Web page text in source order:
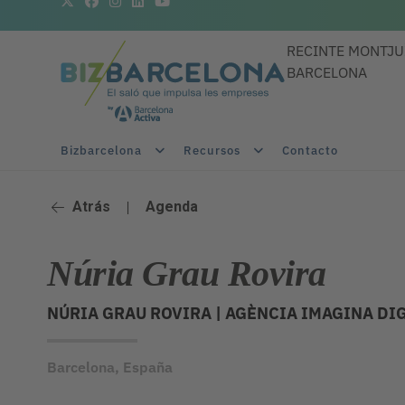
RECINTE
BARCELONA
Bizbarcelona Recursos Contacto
Atrás | Agenda
Núria Grau Rovira
NÚRIA GRAU ROVIRA | AGÈNCIA IMAGINA
Barcelona, España